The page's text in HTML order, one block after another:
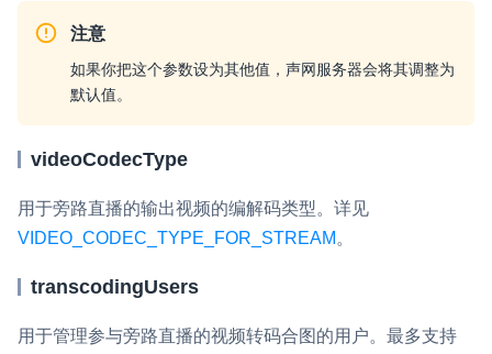
注意
如果你把这个参数设为其他值，声网服务器会将其调整为
默认值。
videoCodecType
用于旁路直播的输出视频的编解码类型。详见
VIDEO_CODEC_TYPE_FOR_STREAM 。
transcodingUsers
用于管理参与旁路直播的视频转码合图的用户。最多支持